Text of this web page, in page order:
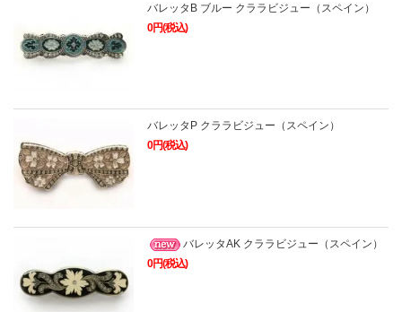
バレッタB ブルー クララビジュー（スペイン）
0円(税込)
バレッタP クララビジュー（スペイン）
0円(税込)
バレッタAK クララビジュー（スペイン）
0円(税込)